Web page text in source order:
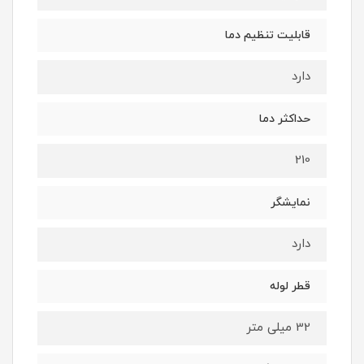
قابلیت تنظیم دما
دارد
حداکثر دما
210
نمایشگر
دارد
قطر لوله
32 میلی متر